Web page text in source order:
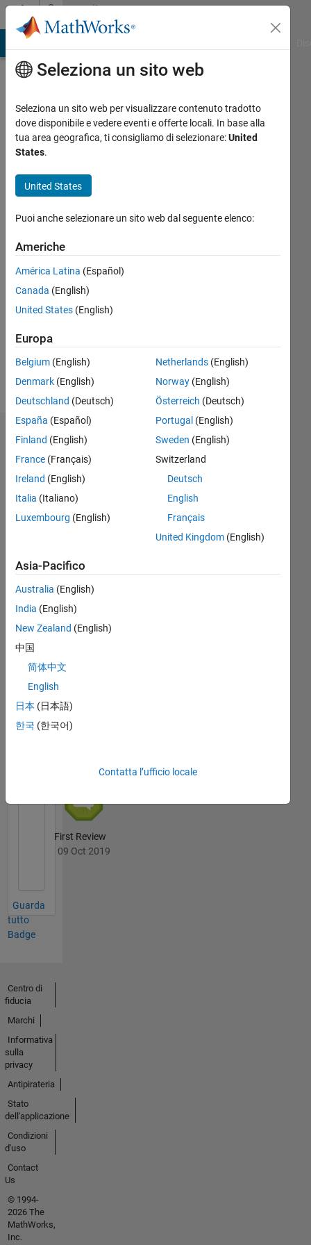
Vai al contenutoCommunity
Profile
amd
jafarzadeh
Last
oltre 5
Attivo
Followers:
Follow
Badge
amd
jafarzadeh's
MATLAB
First Answer
File
Exchange
First Review
09 Oct 2019
Guarda
tutto
Badge
Seleziona un sito web
Seleziona un sito web per visualizzare contenuto tradotto
dove disponibile e vedere eventi e offerte locali. In base alla
tua area geografica, ti consigliamo di selezionare:United
States.
United States
Puoi anche selezionare un sito web dal seguente elenco:
Americhe
América Latina (Español)
Canada (English)
United States (English)
Europa
Belgium (English)
Denmark (English)
Deutschland (Deutsch)
España (Español)
Finland (English)
France (Français)
Ireland (English)
Italia (Italiano)
Luxembourg (English)
Netherlands(English)
Norway(English)
Österreich (Deutsch)
Portugal (English)
Sweden (English)
Switzerland
Deutsch
English
Français
United Kingdom(English)
Asia-Pacifico
Australia (English)
India (English)
New Zealand (English)
中国
简体中文
English
日本 (日本語)
한국 (한국어)
Contatta l’ufficio locale
Centro di
fiducia
Marchi
Informativa
sulla
privacy
Antipirateria
Stato
dell'applicazione
Condizioni
d'uso
Contact
Us
© 1994-
2026 The
MathWorks,
Inc.